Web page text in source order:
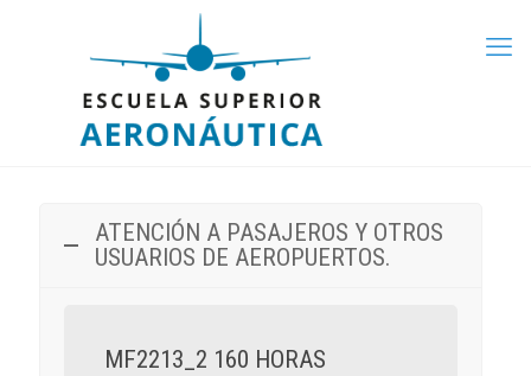
ATENCIÓN A PASAJEROS Y OTROS
USUARIOS DE AEROPUERTOS.
MF2213_2 160 HORAS